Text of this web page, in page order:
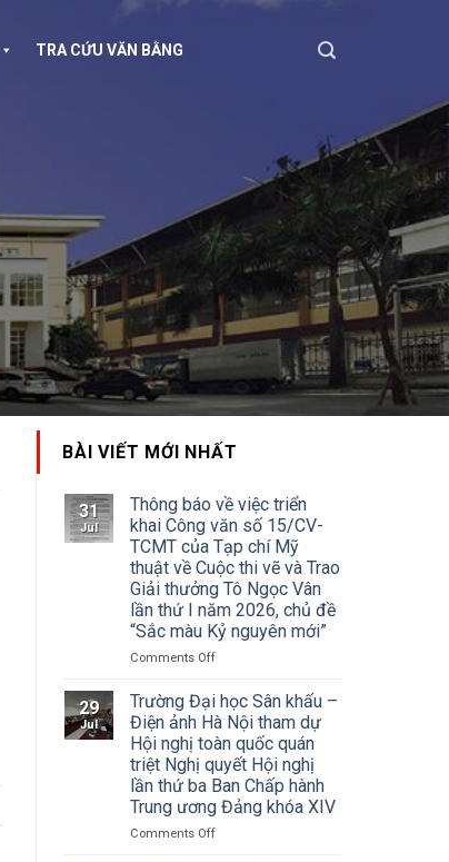
TRA CỨU VĂN BẰNG
BÀI VIẾT MỚI NHẤT
31
Jul
Thông báo về việc triển
khai Công văn số 15/CV-
TCMT của Tạp chí Mỹ
thuật về Cuộc thi vẽ và Trao
Giải thưởng Tô Ngọc Vân
lần thứ I năm 2026, chủ đề
“Sắc màu Kỷ nguyên mới”
Comments Offon
báo
về
việc
triển
khai
Công
văn
số
29
Jul
Trường Đại học Sân khấu –
Điện ảnh Hà Nội tham dự
Hội nghị toàn quốc quán
triệt Nghị quyết Hội nghị
lần thứ ba Ban Chấp hành
Trung ương Đảng khóa XIV
Comments Offon